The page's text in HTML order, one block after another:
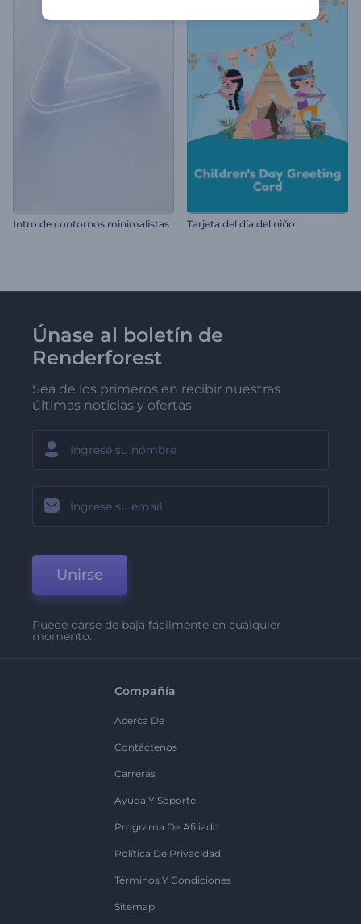
Intro de contornos minimalistas Tarjeta del día del niño
Únase al boletín de
Renderforest
Sea de los primeros en recibir nuestras
últimas noticias y ofertas
Unirse
Puede darse de baja fácilmente en cualquier
momento.
Compañía
Acerca De
Contáctenos
Carreras
Ayuda Y Soporte
Programa De Afiliado
Política De Privacidad
Términos Y Condiciones
Sitemap